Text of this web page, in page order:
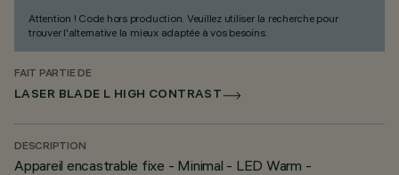
Attention ! Code hors production. Veuillez utiliser la recherche pour
trouver l'alternative la mieux adaptée à vos besoins.
FAIT PARTIE DE
LASER BLADE L HIGH CONTRAST
DESCRIPTION
Appareil encastrable fixe - Minimal - LED Warm -